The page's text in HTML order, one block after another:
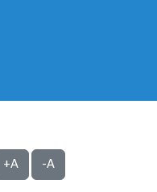
A-
A+